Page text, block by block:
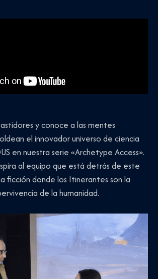
y conoce a las mentes
el innovador universo de ciencia
en nuestra serie «Archetype Access».
al equipo que está detrás de este
ficción donde los Itinerantes son la
de la humanidad.